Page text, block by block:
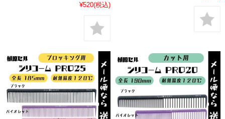
¥520(税込)